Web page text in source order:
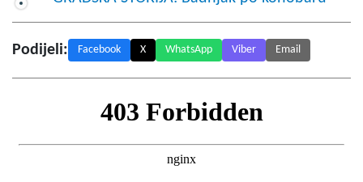
Podijeli: Facebook X WhatsApp Viber Email